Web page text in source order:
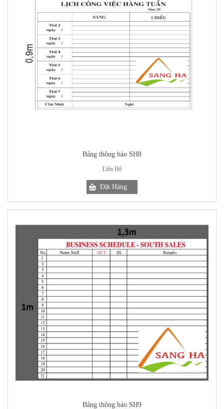
Bảng thông báo SH8
Liên Hệ
Bảng thông báo SH9